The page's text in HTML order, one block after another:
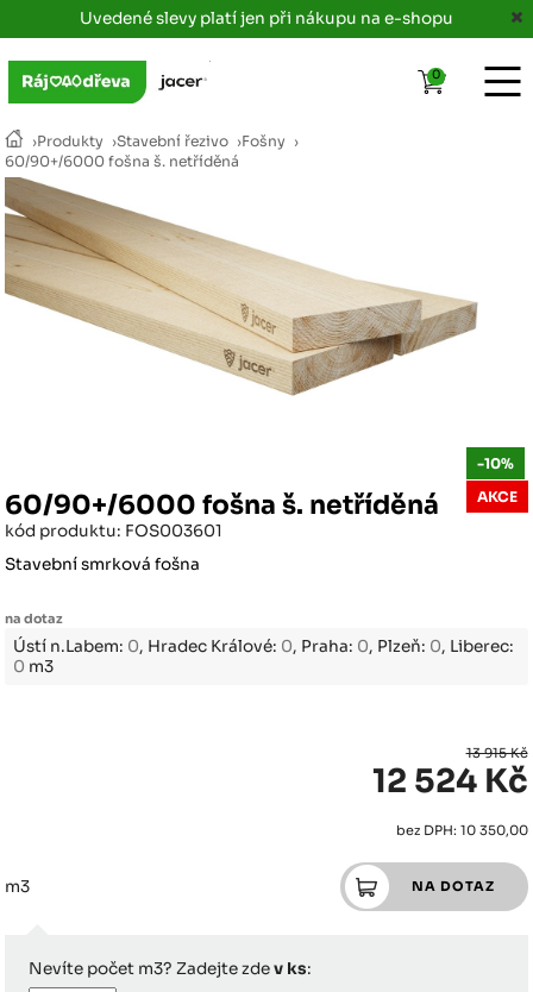
Uvedené slevy platí jen při nákupu na e-shopu
›Produkty ›Stavební řezivo ›Fošny ›
60/90+/6000 fošna š. netříděná
60/90+/6000 fošna š. netříděná
kód produktu: FOS003601
Stavební smrková fošna
na dotaz
Ústí n.Labem: 0, Hradec Králové: 0, Praha: 0, Plzeň: 0, Liberec:
0 m3
-10%
AKCE
13 915 Kč
12 524 Kč
bez DPH: 10 350,00
m3
Nevíte počet m3? Zadejte zdev ks:
0